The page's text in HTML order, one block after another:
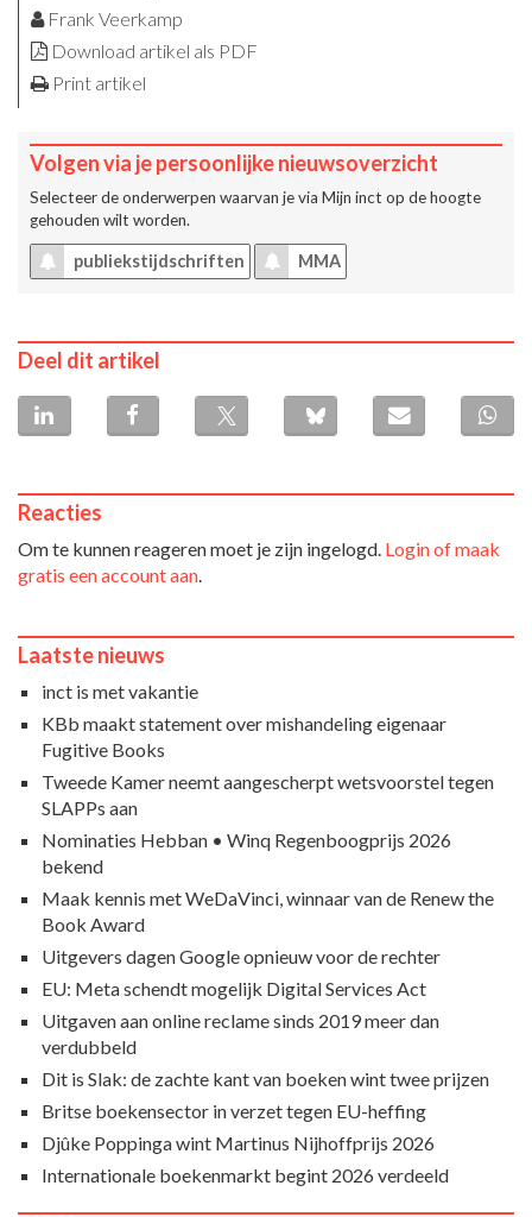
Frank Veerkamp
Download artikel als PDF
Print artikel
Volgen via je persoonlijke nieuwsoverzicht
Selecteer de onderwerpen waarvan je via Mijn inct op de hoogte
gehouden wilt worden.
publiekstijdschriften MMA
Deel dit artikel
Reacties
Om te kunnen reageren moet je zijn ingelogd. Login of maak
gratis een account aan.
Laatste nieuws
inct is met vakantie
KBb maakt statement over mishandeling eigenaar
Fugitive Books
Tweede Kamer neemt aangescherpt wetsvoorstel tegen
SLAPPs aan
Nominaties Hebban • Winq Regenboogprijs 2026
bekend
Maak kennis met WeDaVinci, winnaar van de Renew the
Book Award
Uitgevers dagen Google opnieuw voor de rechter
EU: Meta schendt mogelijk Digital Services Act
Uitgaven aan online reclame sinds 2019 meer dan
verdubbeld
Dit is Slak: de zachte kant van boeken wint twee prijzen
Britse boekensector in verzet tegen EU-heffing
Djûke Poppinga wint Martinus Nijhoffprijs 2026
Internationale boekenmarkt begint 2026 verdeeld